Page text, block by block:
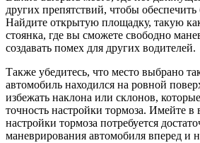
других препятствий, чтобы обеспечить
Найдите открытую площадку, такую
стоянка, где вы сможете свободно
создавать помех для других водителей.
Также убедитесь, что место выбрано
автомобиль находился на ровной
избежать наклона или склонов,
точность настройки тормоза. Имейте в
настройки тормоза потребуется
маневрирования автомобиля вперед и